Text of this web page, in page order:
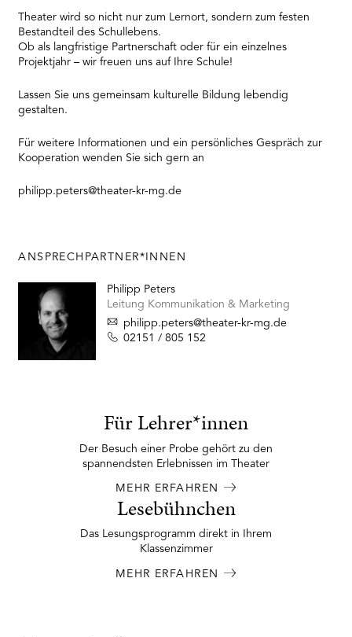
Theater wird so nicht nur zum Lernort, sondern zum festen
Bestandteil des Schullebens.
Ob als langfristige Partnerschaft oder für ein einzelnes
Projektjahr – wir freuen uns auf Ihre Schule!
Lassen Sie uns gemeinsam kulturelle Bildung lebendig
gestalten.
Für weitere Informationen und ein persönliches Gespräch zur
Kooperation wenden Sie sich gern an
philipp.peters@theater-kr-mg.de
ANSPRECHPARTNER*INNEN
Philipp Peters
Leitung Kommunikation & Marketing
philipp.peters@theater-kr-mg.de
02151 / 805 152
Für Lehrer*innen
Der Besuch einer Probe gehört zu den
spannendsten Erlebnissen im Theater
MEHR ERFAHREN
Lesebühnchen
Das Lesungsprogramm direkt in Ihrem
Klassenzimmer
MEHR ERFAHREN